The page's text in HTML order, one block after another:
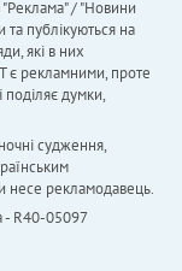
"Реклама" / "Новини
публікуються на
які в них
є рекламними, проте
поділяє думки,
судження,
несе рекламодавець.
- R40-05097